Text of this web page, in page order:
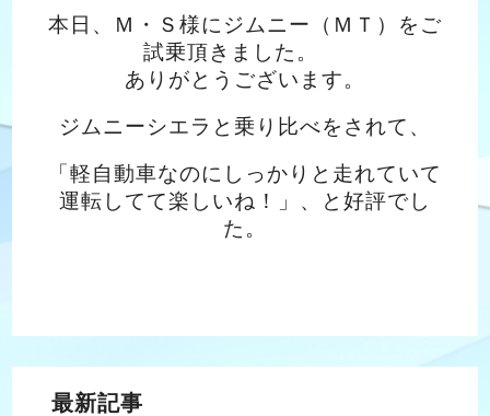
本日、Ｍ・Ｓ様にジムニー（ＭＴ）をご
試乗頂きました。
ありがとうございます。
ジムニーシエラと乗り比べをされて、
「軽自動車なのにしっかりと走れていて
運転してて楽しいね！」、と好評でし
た。
最新記事